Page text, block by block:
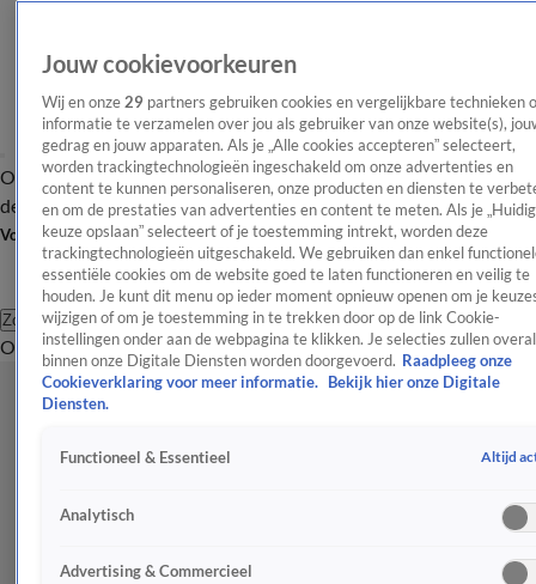
OverzichtAfleveringen Entertainment TV Algemeen
Tip
de redactieNieuwsbrief
Volg Shownieuws
Zoeken
OverzichtEntertainmentSpraakmakendRealityCrimeVideo's
Jouw cookievoorkeuren
Wij en onze 29 partners gebruiken cookies en vergelijkbare technieken
informatie te verzamelen over jou als gebruiker van onze website(s),
gedrag en jouw apparaten. Als je „Alle cookies accepteren” selecteert,
worden trackingtechnologieën ingeschakeld om onze advertenties en
content te kunnen personaliseren, onze producten en diensten te
en om de prestaties van advertenties en content te meten. Als je
keuze opslaan” selecteert of je toestemming intrekt, worden deze
trackingtechnologieën uitgeschakeld. We gebruiken dan enkel
essentiële cookies om de website goed te laten functioneren en veilig te
houden. Je kunt dit menu op ieder moment opnieuw openen om je
wijzigen of om je toestemming in te trekken door op de link Cookie-
instellingen onder aan de webpagina te klikken. Je selecties zullen overal
binnen onze Digitale Diensten worden doorgevoerd. Raadpleeg onze
Cookieverklaring voor meer informatie.
Bekijk hier onze Digitale
Diensten.
Functioneel & Essentieel Altijd
Analytisch
Advertising & Commercieel